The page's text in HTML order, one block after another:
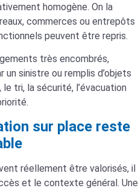
homogène. On la
commerces ou entrepôts
peuvent être repris.
très encombrés,
un sinistre ou remplis d’objets
tri, la sécurité, l’évacuation
sur place reste
réellement être valorisés, il
et le contexte général. Une